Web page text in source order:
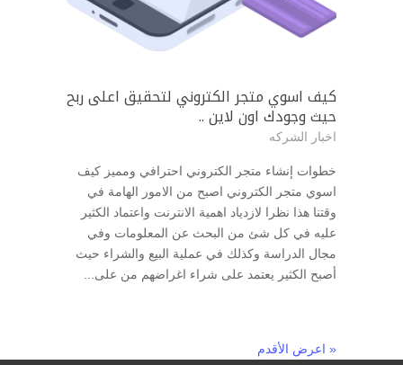
كيف اسوي متجر الكتروني لتحقيق اعلى ربح
حيث وجودك اون لاين ..
اخبار الشركه
خطوات إنشاء متجر الكتروني احترافي ومميز كيف
اسوي متجر الكتروني اصبح من الامور الهامة في
وقتنا هذا نظرا لازدياد اهمية الانترنت واعتماد الكثير
عليه في كل شئ من البحث عن المعلومات وفي
مجال الدراسة وكذلك في عملية البيع والشراء حيث
أصبح الكثير يعتمد على شراء اغراضهم من على...
« اعرض الأقدم